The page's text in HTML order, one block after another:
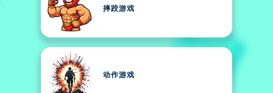
摔跤游戏
动作游戏